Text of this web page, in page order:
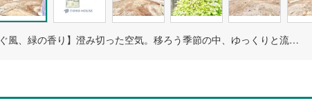
【そよぐ風、緑の香り】澄み切った空気。移ろう季節の中、ゆっくりと流れる時間を、大切な人と愛でる至福。幸せを噛みしめる穏やかな生活。